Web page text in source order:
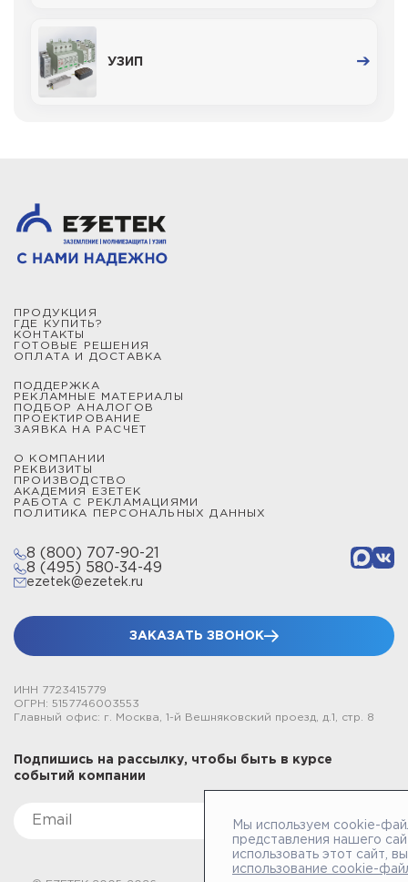
УЗИП
ПРОДУКЦИЯ
ГДЕ КУПИТЬ?
КОНТАКТЫ
ГОТОВЫЕ РЕШЕНИЯ
ОПЛАТА И ДОСТАВКА
ПОДДЕРЖКА
РЕКЛАМНЫЕ МАТЕРИАЛЫ
ПОДБОР АНАЛОГОВ
ПРОЕКТИРОВАНИЕ
ЗАЯВКА НА РАСЧЕТ
О КОМПАНИИ
РЕКВИЗИТЫ
ПРОИЗВОДСТВО
АКАДЕМИЯ ЕЗЕТЕК
РАБОТА С РЕКЛАМАЦИЯМИ
ПОЛИТИКА ПЕРСОНАЛЬНЫХ ДАННЫХ
8 (800) 707-90-21
8 (495) 580-34-49
ezetek@ezetek.ru
ЗАКАЗАТЬ ЗВОНОК
ИНН 7723415779
ОГРН: 5157746003553
Главный офис: г. Москва, 1-й Вешняковский проезд, д.1, стр. 8
Подпишись на рассылку, чтобы быть в курсе
событий компании
Мы используем cookie-
представления нашего
использовать этот сайт,
использование cookie-